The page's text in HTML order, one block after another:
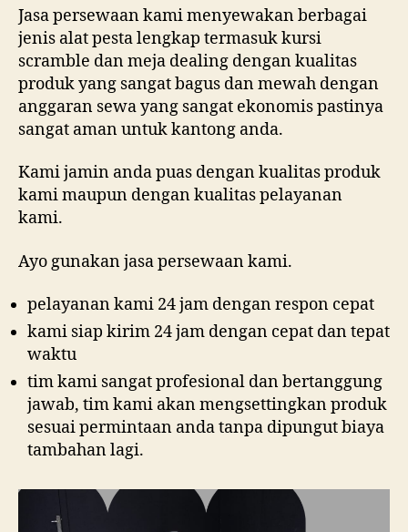
Jasa persewaan kami menyewakan berbagai
jenis alat pesta lengkap termasuk kursi
scramble dan meja dealing dengan kualitas
produk yang sangat bagus dan mewah dengan
anggaran sewa yang sangat ekonomis pastinya
sangat aman untuk kantong anda.
Kami jamin anda puas dengan kualitas produk
kami maupun dengan kualitas pelayanan
kami.
Ayo gunakan jasa persewaan kami.
pelayanan kami 24 jam dengan respon cepat
kami siap kirim 24 jam dengan cepat dan tepat
waktu
tim kami sangat profesional dan bertanggung
jawab, tim kami akan mengsettingkan produk
sesuai permintaan anda tanpa dipungut biaya
tambahan lagi.